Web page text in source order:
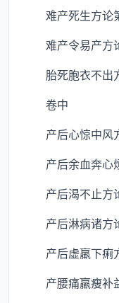
难产死生方论第
难产令易产方论
胎死胞衣不出方
卷中
产后心惊中风方
产后余血奔心烦
产后渴不止方论
产后淋病诸方论
产后虚羸下痢方
产腰痛羸瘦补